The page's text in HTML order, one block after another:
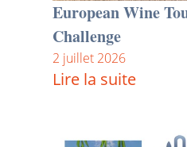
European Wine
Challenge
2 juillet 2026
Lire la suite